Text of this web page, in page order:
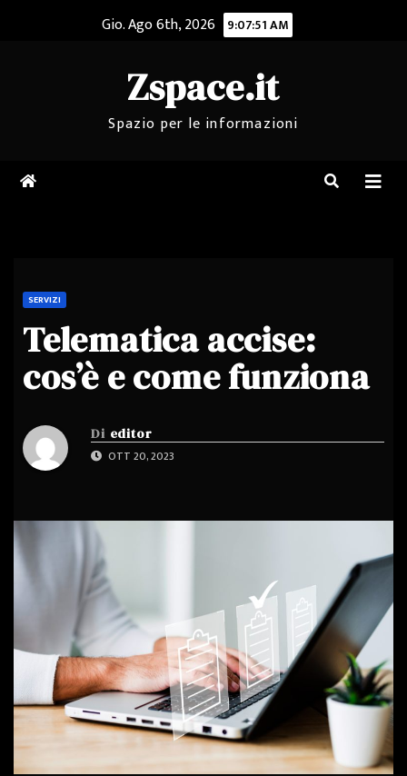
Gio. Ago 6th, 2026 9:07:52 AM
Zspace.it
Spazio per le informazioni
SERVIZI
Telematica accise:
cos’è e come funziona
Di editor
OTT 20, 2023